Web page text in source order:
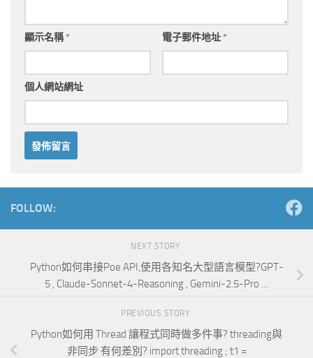
顯示名稱* 電子郵件地址*
個人網站網址
FOLLOW:
NEXT STORY
Python如何串接Poe API,使用各知名大型語言模型?GPT-
5 , Claude-Sonnet-4-Reasoning , Gemini-2.5-Pro …
PREVIOUS STORY
Python如何用 Thread 讓程式同時做多件事? threading與
非同步 有何差別? import threading ; t1 =